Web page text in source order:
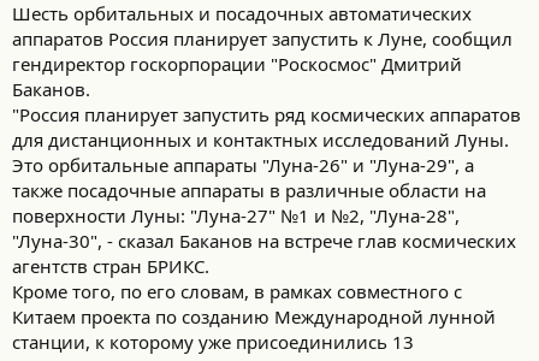
Шесть орбитальных и посадочных автоматических
аппаратов Россия планирует запустить к Луне, сообщил
гендиректор госкорпорации "Роскосмос" Дмитрий
Баканов.
"Россия планирует запустить ряд космических аппаратов
для дистанционных и контактных исследований Луны.
Это орбитальные аппараты "Луна-26" и "Луна-29", а
также посадочные аппараты в различные области на
поверхности Луны: "Луна-27" №1 и №2, "Луна-28",
"Луна-30", - сказал Баканов на встрече глав космических
агентств стран БРИКС.
Кроме того, по его словам, в рамках совместного с
Китаем проекта по созданию Международной лунной
станции, к которому уже присоединились 13